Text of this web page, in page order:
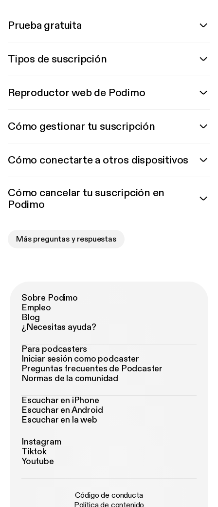
Prueba gratuita
Tipos de suscripción
Reproductor web de Podimo
Cómo gestionar tu suscripción
Cómo conectarte a otros dispositivos
Cómo cancelar tu suscripción en
Podimo
Más preguntas y respuestas
Sobre Podimo
Empleo
Blog
¿Necesitas ayuda?
Para podcasters
Iniciar sesión como podcaster
Preguntas frecuentes de Podcaster
Normas de la comunidad
Escuchar en iPhone
Escuchar en Android
Escuchar en la web
Instagram
Tiktok
Youtube
Código de conducta
Política de contenido